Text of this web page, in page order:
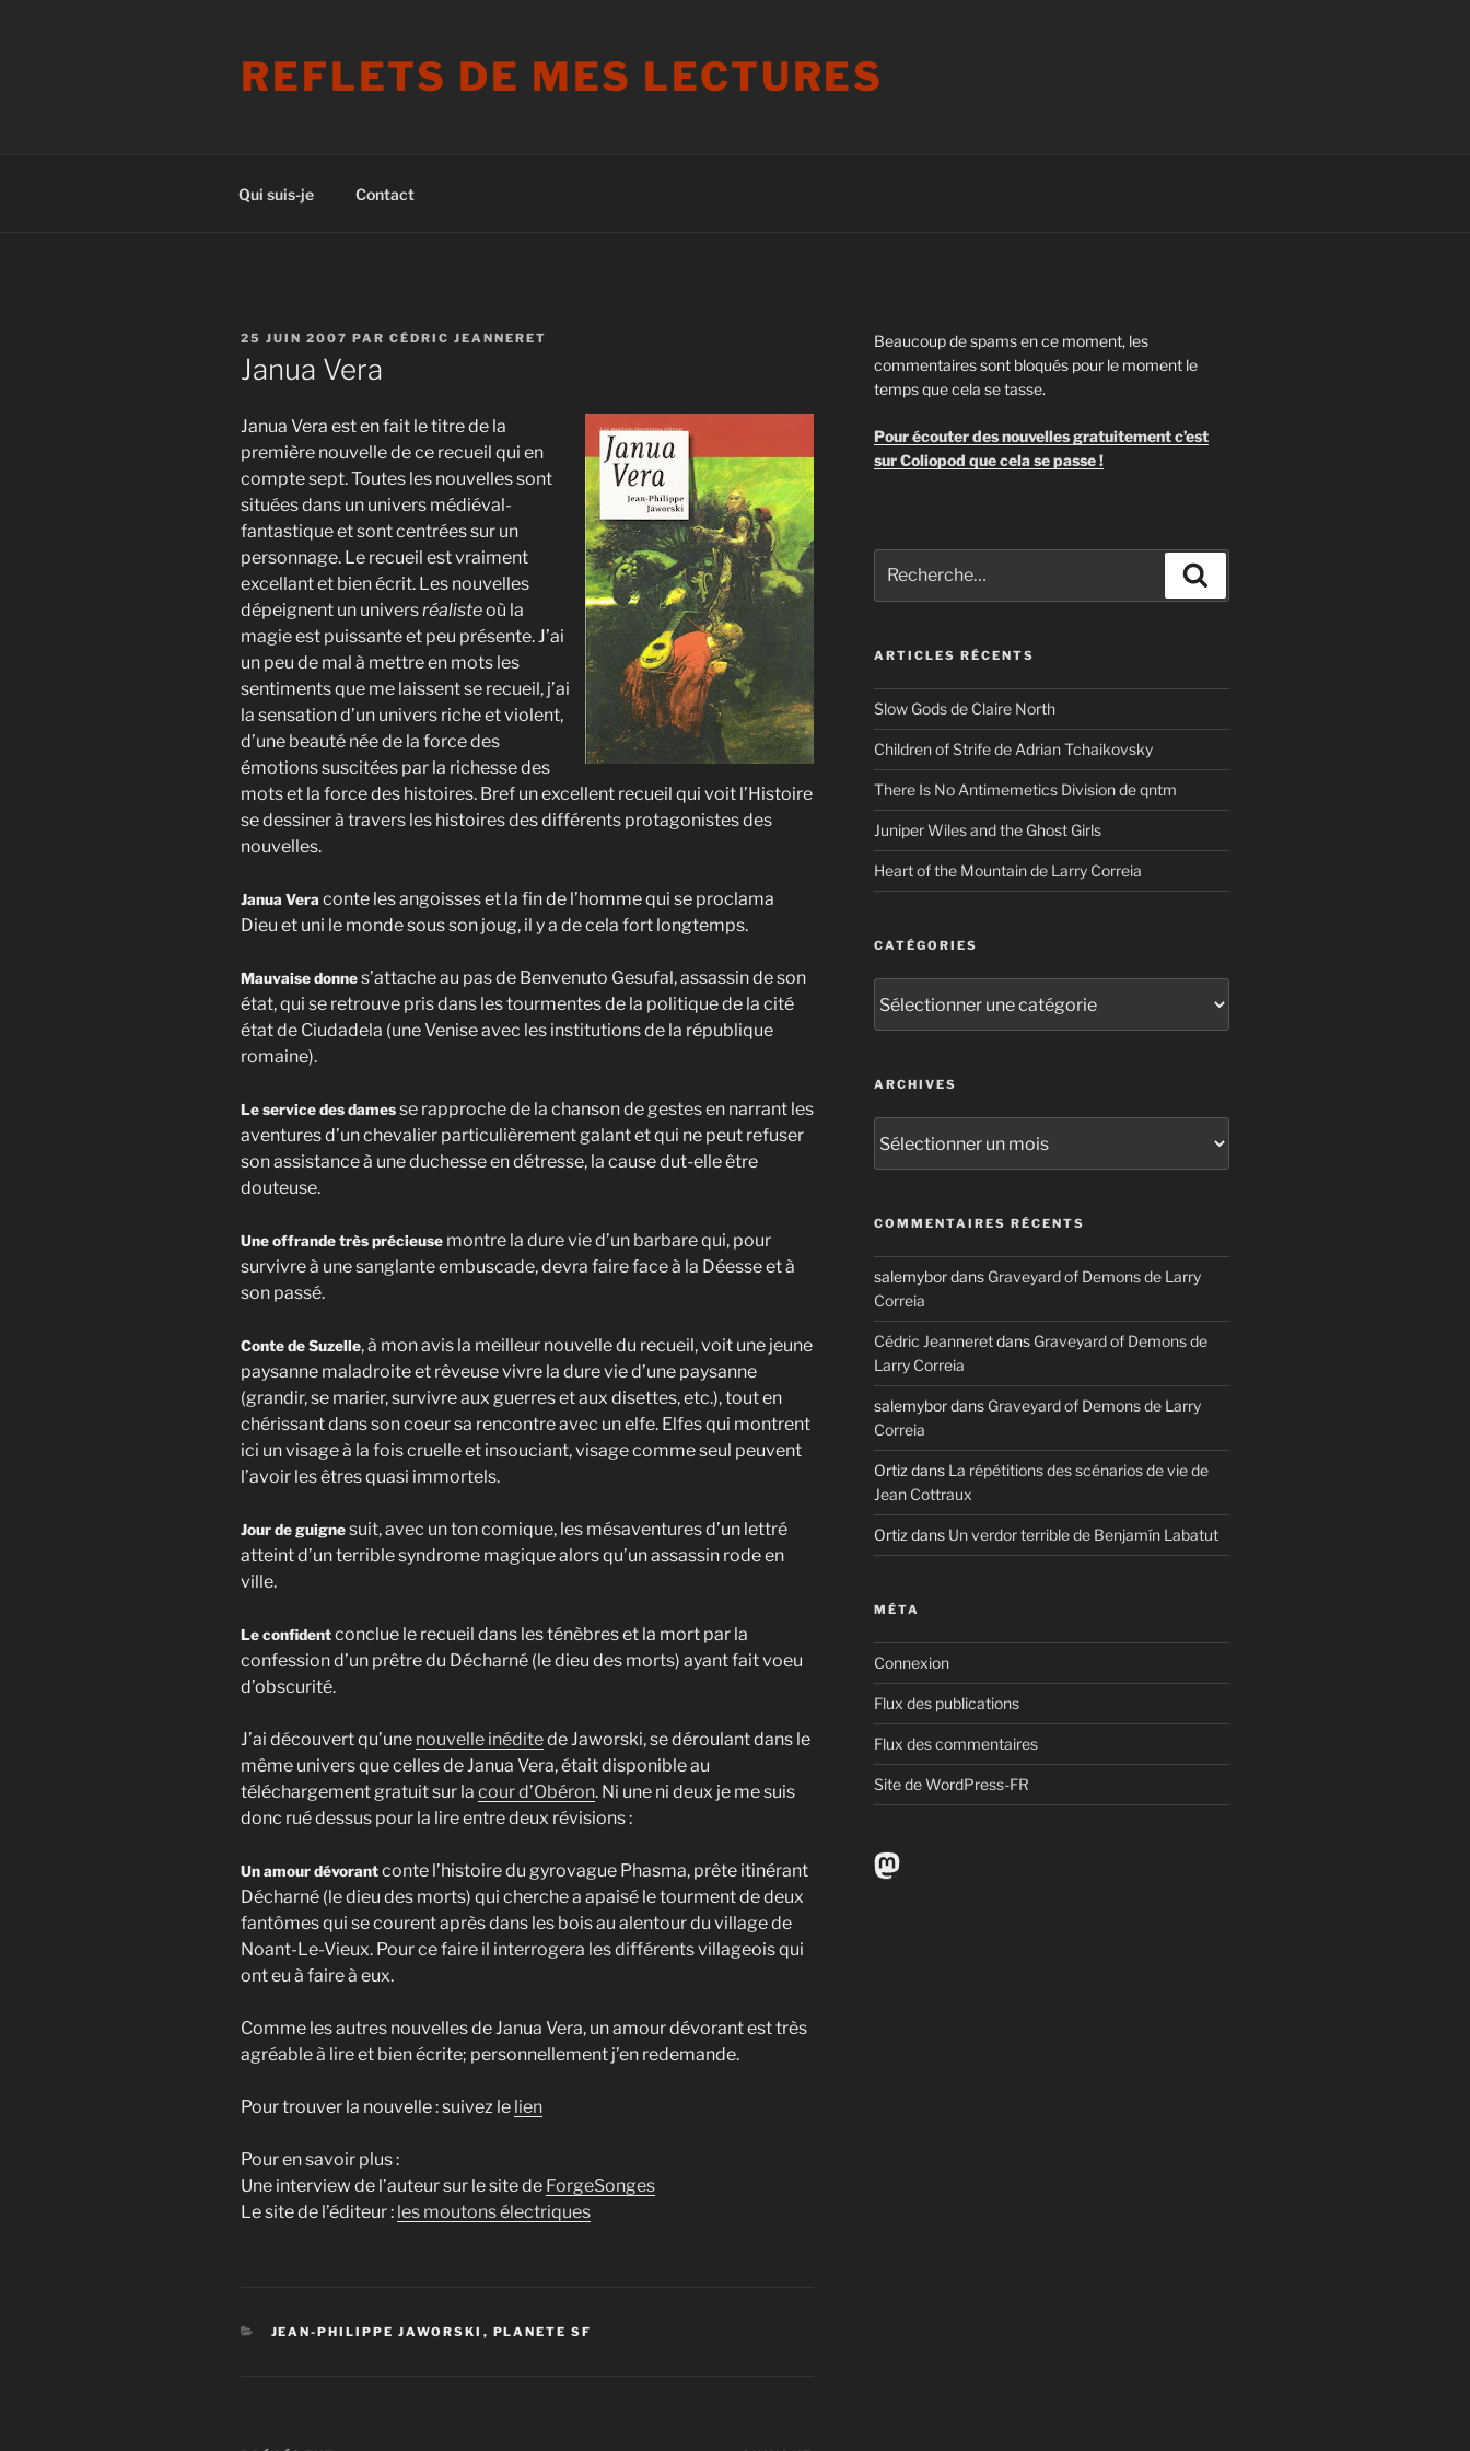
REFLETS DE MES LECTURES
Qui suis-je Contact
PUBLIÉ
LE
25 JUIN 2007 PAR CÉDRIC JEANNERET
Janua Vera
Janua Vera est en fait le titre de la
première nouvelle de ce recueil qui en
compte sept. Toutes les nouvelles sont
situées dans un univers médiéval-
fantastique et sont centrées sur un
personnage. Le recueil est vraiment
excellant et bien écrit. Les nouvelles
dépeignent un universréalisteoù la
magie est puissante et peu présente. J’ai
un peu de mal à mettre en mots les
sentiments que me laissent se recueil, j’ai
la sensation d’un univers riche et violent,
d’une beauté née de la force des
émotions suscitées par la richesse des
mots et la force des histoires. Bref un excellent recueil qui voit l’Histoire
se dessiner à travers les histoires des différents protagonistes des
nouvelles.
Janua Vera conte les angoisses et la fin de l’homme qui se proclama
Dieu et uni le monde sous son joug, il y a de cela fort longtemps.
Mauvaise donnes’attache au pas de Benvenuto Gesufal, assassin de son
état, qui se retrouve pris dans les tourmentes de la politique de la cité
état de Ciudadela (une Venise avec les institutions de la république
romaine).
Le service des damesse rapproche de la chanson de gestes en narrant les
aventures d’un chevalier particulièrement galant et qui ne peut refuser
son assistance à une duchesse en détresse, la cause dut-elle être
douteuse.
Une offrande très précieuse montre la dure vie d’un barbare qui, pour
survivre à une sanglante embuscade, devra faire face à la Déesse et à
son passé.
Conte de Suzelle, à mon avis la meilleur nouvelle du recueil, voit une jeune
paysanne maladroite et rêveuse vivre la dure vie d’une paysanne
(grandir, se marier, survivre aux guerres et aux disettes, etc.), tout en
chérissant dans son coeur sa rencontre avec un elfe. Elfes qui montrent
ici un visage à la fois cruelle et insouciant, visage comme seul peuvent
l’avoir les êtres quasi immortels.
Jour de guignesuit, avec un ton comique, les mésaventures d’un lettré
atteint d’un terrible syndrome magique alors qu’un assassin rode en
ville.
Le confidentconclue le recueil dans les ténèbres et la mort par la
confession d’un prêtre du Décharné (le dieu des morts) ayant fait voeu
d’obscurité.
J’ai découvert qu’une nouvelle inéditede Jaworski, se déroulant dans le
même univers que celles de Janua Vera, était disponible au
téléchargement gratuit sur la cour d’Obéron. Ni une ni deux je me suis
donc rué dessus pour la lire entre deux révisions :
Un amour dévorantconte l’histoire du gyrovague Phasma, prête itinérant
Décharné (le dieu des morts) qui cherche a apaisé le tourment de deux
fantômes qui se courent après dans les bois au alentour du village de
Noant-Le-Vieux. Pour ce faire il interrogera les différents villageois qui
ont eu à faire à eux.
Comme les autres nouvelles de Janua Vera, un amour dévorant est très
agréable à lire et bien écrite; personnellement j’en redemande.
Pour trouver la nouvelle : suivez le lien
Pour en savoir plus :
Une interview de l’auteur sur le site de ForgeSonges
Le site de l’éditeur : les moutons électriques
CATÉGORIES
JEAN-PHILIPPE JAWORSKI , PLANETE SF
Beaucoup de spams en ce moment, les
commentaires sont bloqués pour le moment le
temps que cela se tasse.
Pour écouter des nouvelles gratuitement c’est
sur Coliopod que cela se passe !
pour
:
ARTICLES RÉCENTS
Slow Gods de Claire North
Children of Strife de Adrian Tchaikovsky
There Is No Antimemetics Division de qntm
Juniper Wiles and the Ghost Girls
Heart of the Mountain de Larry Correia
CATÉGORIES
ARCHIVES
COMMENTAIRES RÉCENTS
salemybordans Graveyard of Demons de Larry
Correia
Cédric Jeanneretdans Graveyard of Demons de
Larry Correia
salemybordans Graveyard of Demons de Larry
Correia
Ortiz dans La répétitions des scénarios de vie de
Jean Cottraux
Ortiz dans Un verdor terrible de Benjamín Labatut
MÉTA
Connexion
Flux des publications
Flux des commentaires
Site de WordPress-FR
Mastodon